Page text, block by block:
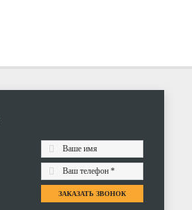
ЗАКАЗАТЬ ЗВОНОК